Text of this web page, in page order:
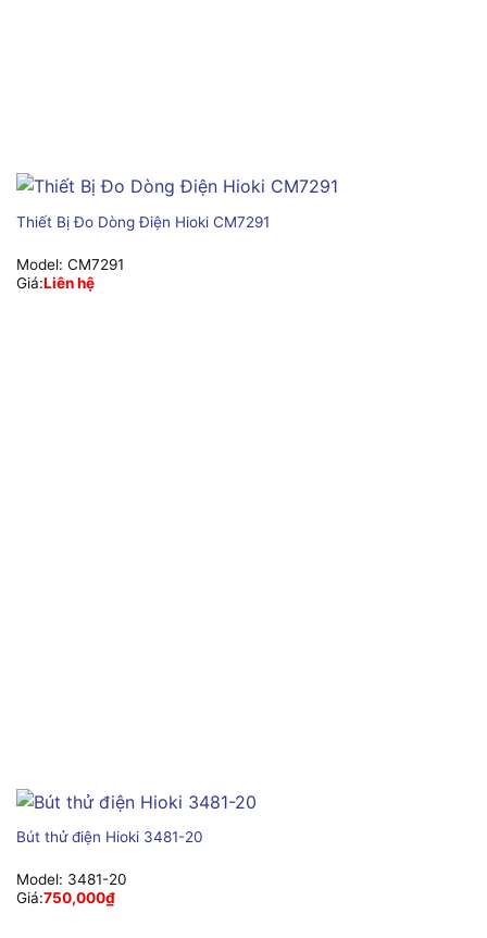
Thiết Bị Đo Dòng Điện Hioki CM7291
Model: CM7291
Giá:Liên hệ
Bút thử điện Hioki 3481-20
Model: 3481-20
Giá:750,000₫